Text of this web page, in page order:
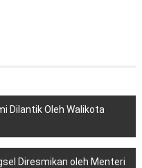
Dilantik Oleh Walikota
Diresmikan oleh Menteri